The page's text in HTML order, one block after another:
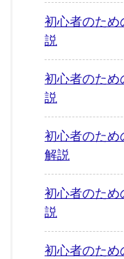
初心者のた
説
初心者のた
説
初心者のた
解説
初心者のた
説
初心者のた